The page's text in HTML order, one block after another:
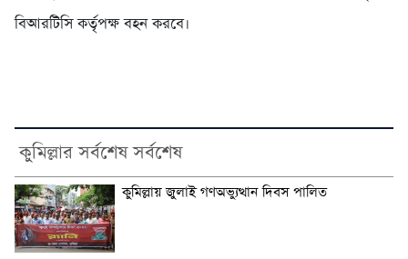
বিআরটিসি কর্তৃপক্ষ বহন করবে।
কুমিল্লার সর্বশেষ সর্বশেষ
কুমিল্লায় জুলাই গণঅভ্যুত্থান দিবস পালিত